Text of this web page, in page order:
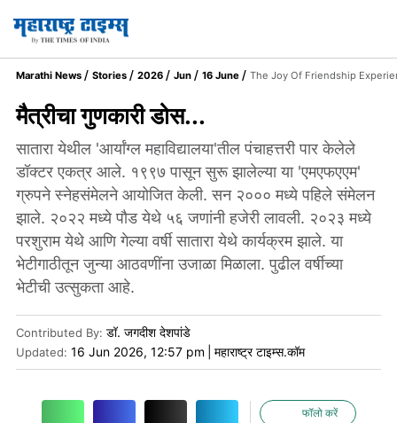
Marathi News Stories 2026 Jun 16 June The Joy Of Friendship
मैत्रीचा गुणकारी डोस...
सातारा येथील 'आर्यांग्ल महाविद्यालया'तील पंचाहत्तरी पार केलेले
डॉक्टर एकत्र आले. १९९७ पासून सुरू झालेल्या या 'एमएफएएम'
ग्रुपने स्नेहसंमेलने आयोजित केली. सन २००० मध्ये पहिले संमेलन
झाले. २०२२ मध्ये पौड येथे ५६ जणांनी हजेरी लावली. २०२३ मध्ये
परशुराम येथे आणि गेल्या वर्षी सातारा येथे कार्यक्रम झाले. या
भेटीगाठीतून जुन्या आठवणींना उजाळा मिळाला. पुढील वर्षीच्या
भेटीची उत्सुकता आहे.
Contributed By: डॉ. जगदीश देशपांडे
Updated: 16 Jun 2026, 12:57 pm महाराष्ट्र टाइम्स.कॉम
फॉलो करें